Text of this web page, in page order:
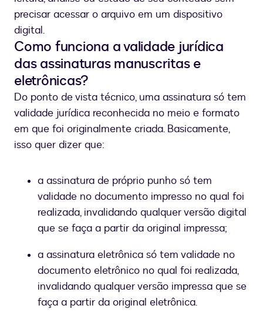
precisar acessar o arquivo em um dispositivo
digital.
Como funciona a validade jurídica
das assinaturas manuscritas e
eletrônicas?
Do ponto de vista técnico, uma assinatura só tem
validade jurídica reconhecida no meio e formato
em que foi originalmente criada. Basicamente,
isso quer dizer que:
a assinatura de próprio punho só tem
validade no documento impresso no qual foi
realizada, invalidando qualquer versão digital
que se faça a partir da original impressa;
a assinatura eletrônica só tem validade no
documento eletrônico no qual foi realizada,
invalidando qualquer versão impressa que se
faça a partir da original eletrônica.